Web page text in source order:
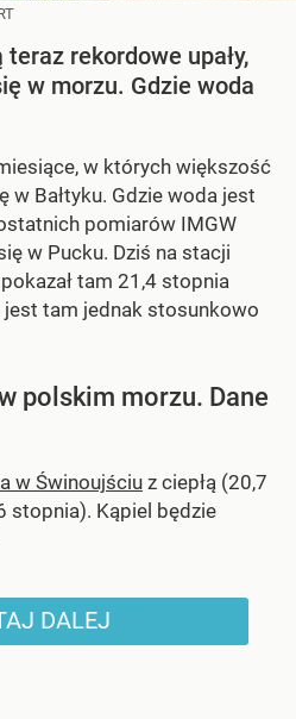
rekordowe upały,
w morzu. Gdzie woda
w których większość
Bałtyku. Gdzie woda jest
pomiarów IMGW
w Pucku. Dziś na stacji
tam 21,4 stopnia
jest tam jednak stosunkowo
polskim morzu. Dane
w Świnoujściu z ciepłą (20,7
stopnia). Kąpiel będzie
DALEJ